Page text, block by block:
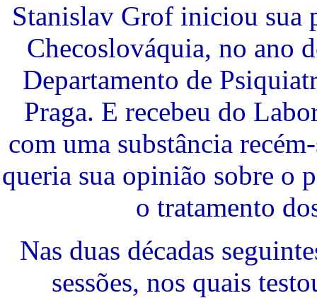
Stanislav Grof iniciou sua
Checoslováquia, no ano
Departamento de
Praga. E recebeu do
com uma substância
queria sua opinião sobre o
o tratamento
Nas duas décadas
sessões, nos quais